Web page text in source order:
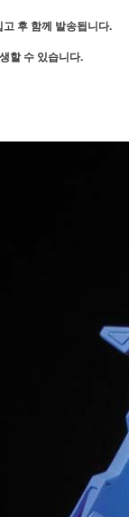
후 함께 발송됩니다.
할 수 있습니다.